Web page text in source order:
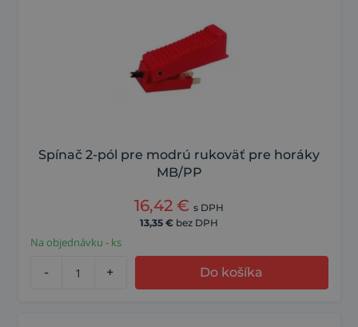
Spínač 2-pól pre modrú rukoväť pre horáky
MB/PP
16,42 € s DPH
13,35 € bez DPH
Na objednávku - ks
- + Do košíka